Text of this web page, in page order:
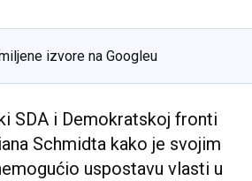
izvore na Googleu
SDA i Demokratskoj fronti
Schmidta kako je svojim
uspostavu vlasti u